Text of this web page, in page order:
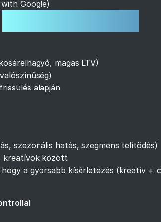
Google)
magas LTV)
alapján
szezonális hatás, szegmens telítődés)
kreatívok között
a gyorsabb kísérletezés (kreatív +